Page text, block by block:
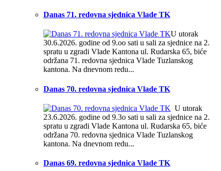
Danas 71. redovna sjednica Vlade TK
U utorak
30.6.2026. godine od 9.oo sati u sali za sjednice na 2.
spratu u zgradi Vlade Kantona ul. Rudarska 65, biće
održana 71. redovna sjednica Vlade Tuzlanskog
kantona. Na dnevnom redu...
Danas 70. redovna sjednica Vlade TK
U utorak
23.6.2026. godine od 9.3o sati u sali za sjednice na 2.
spratu u zgradi Vlade Kantona ul. Rudarska 65, biće
održana 70. redovna sjednica Vlade Tuzlanskog
kantona. Na dnevnom redu...
Danas 69. redovna sjednica Vlade TK